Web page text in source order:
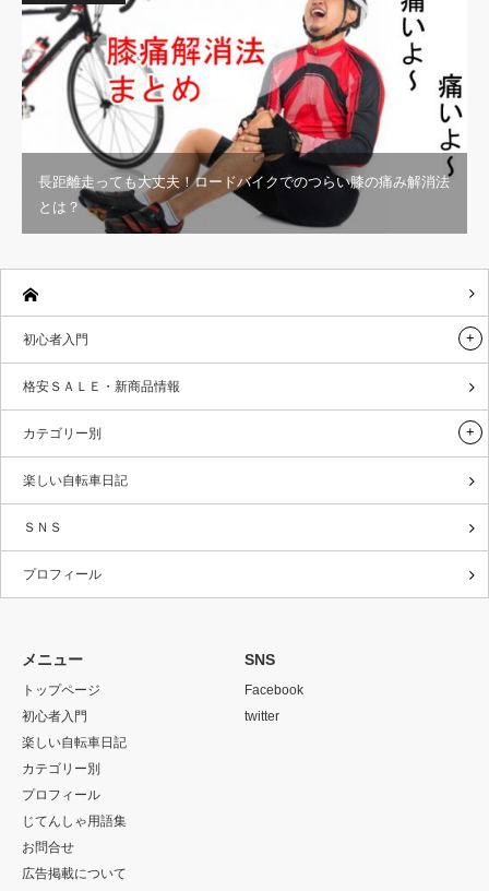
長距離走っても大丈夫！ロードバイクでのつらい膝の痛み解消法
とは？
初心者入門
格安ＳＡＬＥ・新商品情報
カテゴリー別
楽しい自転車日記
ＳＮＳ
プロフィール
メニュー
トップページ
初心者入門
楽しい自転車日記
カテゴリー別
プロフィール
じてんしゃ用語集
お問合せ
広告掲載について
SNS
Facebook
twitter